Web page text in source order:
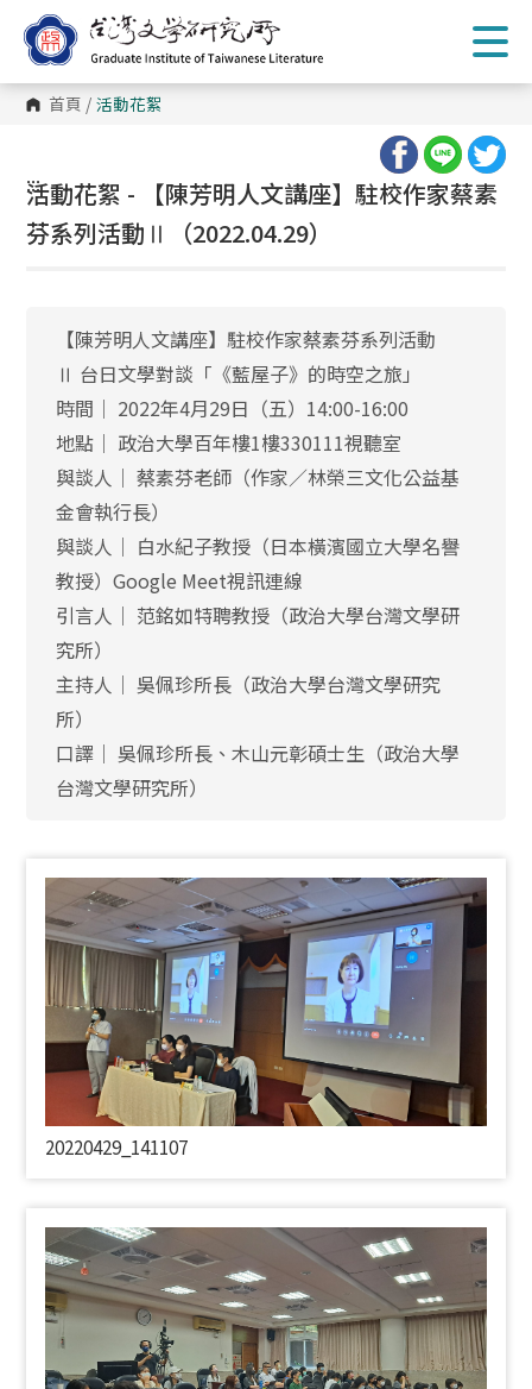
到
主
內
容 首頁 / 活動花絮
:::
活動花絮 - 【陳芳明人文講座】駐校作家蔡素
芬系列活動Ⅱ（2022.04.29）
【陳芳明人文講座】駐校作家蔡素芬系列活動
Ⅱ 台日文學對談「《藍屋子》的時空之旅」
時間│ 2022年4月29日（五）14:00-16:00
地點│ 政治大學百年樓1樓330111視聽室
與談人│ 蔡素芬老師（作家／林榮三文化公益基
金會執行長）
與談人│ 白水紀子教授（日本橫濱國立大學名譽
教授）Google Meet視訊連線
引言人│ 范銘如特聘教授（政治大學台灣文學研
究所）
主持人│ 吳佩珍所長（政治大學台灣文學研究
所）
口譯│ 吳佩珍所長、木山元彰碩士生（政治大學
台灣文學研究所）
20220429_141107